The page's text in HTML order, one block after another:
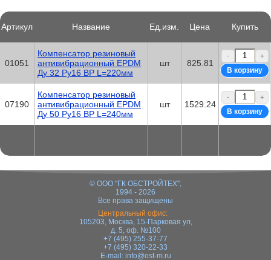
Артикул Название Ед.изм. Цена Купить
01051
Компенсатор резиновый
антивибрационный EPDM
Ду 32 Ру16 ВР L=220мм
шт 825.81
- +
07190
Компенсатор резиновый
антивибрационный EPDM
Ду 50 Ру16 ВР L=240мм
шт 1529.24
- +
© ООО "ГК ОБСТРОЙТЕХ",
1994 - 2026
Все права защищены
Центральный офис:
105203, Москва, 15-Парковая ул,
д. 5, оф. №100
+7 (495) 255-37-77
+7 (495) 320-22-33
E-mail: info@ost-m.ru